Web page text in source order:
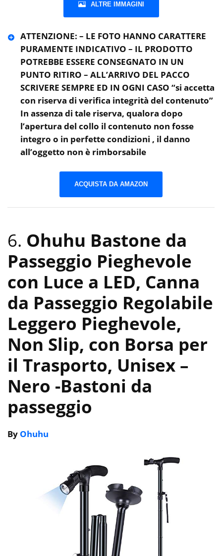
ALTRE IMMAGINI
ATTENZIONE: – LE FOTO HANNO CARATTERE
PURAMENTE INDICATIVO – IL PRODOTTO
POTREBBE ESSERE CONSEGNATO IN UN
PUNTO RITIRO – ALL’ARRIVO DEL PACCO
SCRIVERE SEMPRE ED IN OGNI CASO “si accetta
con riserva di verifica integrità del contenuto”
In assenza di tale riserva, qualora dopo
l’apertura del collo il contenuto non fosse
integro o in perfette condizioni , il danno
all’oggetto non è rimborsabile
ACQUISTA DA AMAZON
6. Ohuhu Bastone da
Passeggio Pieghevole
con Luce a LED, Canna
da Passeggio Regolabile
Leggero Pieghevole,
Non Slip, con Borsa per
il Trasporto, Unisex –
Nero -Bastoni da
passeggio
By Ohuhu